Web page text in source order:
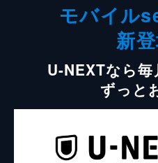
モバイル
新登
U-NEXTなら
ずっと